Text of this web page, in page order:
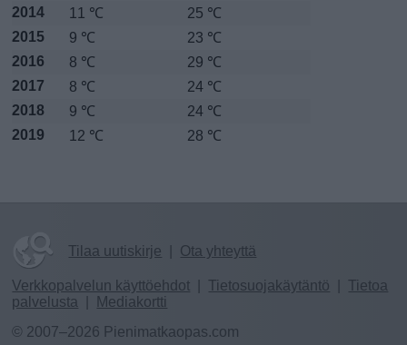
2014
11 ℃
25 ℃
2015
9 ℃
23 ℃
2016
8 ℃
29 ℃
2017
8 ℃
24 ℃
2018
9 ℃
24 ℃
2019
12 ℃ 28 ℃
Tilaa uutiskirje Ota yhteyttä
Verkkopalvelun käyttöehdot Tietosuojakäytäntö
Tietoa
palvelusta
Mediakortti
© 2007–2026 Pienimatkaopas.com